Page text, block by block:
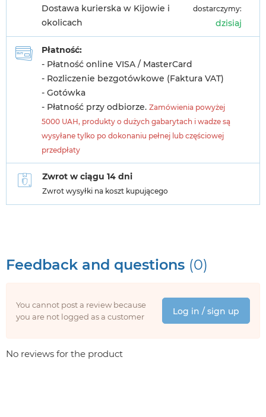
Dostawa kurierska w Kijowie i
okolicach
dostarczymy:
dzisiaj
Płatność:
- Płatność online VISA / MasterCard
- Rozliczenie bezgotówkowe (Faktura VAT)
- Gotówka
- Płatność przy odbiorze. Zamówienia powyżej
5000 UAH, produkty o dużych gabarytach i wadze są
wysyłane tylko po dokonaniu pełnej lub częściowej
przedpłaty
Zwrot w ciągu 14 dni
Zwrot wysyłki na koszt kupującego
Feedback and questions (0)
You cannot post a review because
you are not logged as a customer
Log in / sign up
No reviews for the product